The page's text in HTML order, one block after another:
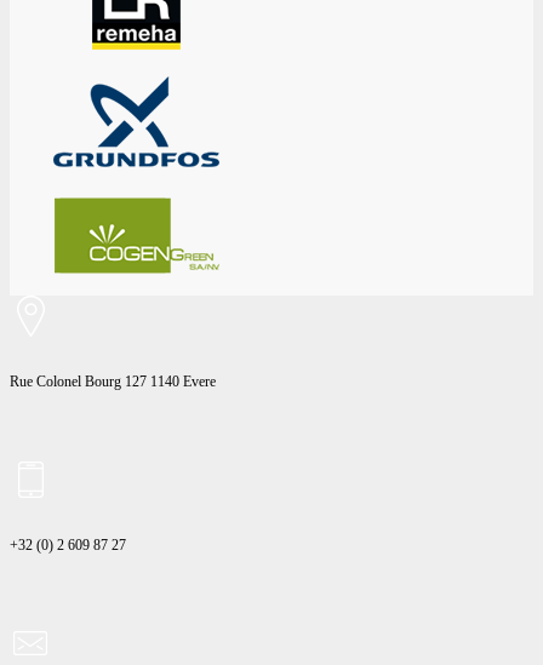
Rue Colonel Bourg 127 1140 Evere
+32 (0) 2 609 87 27